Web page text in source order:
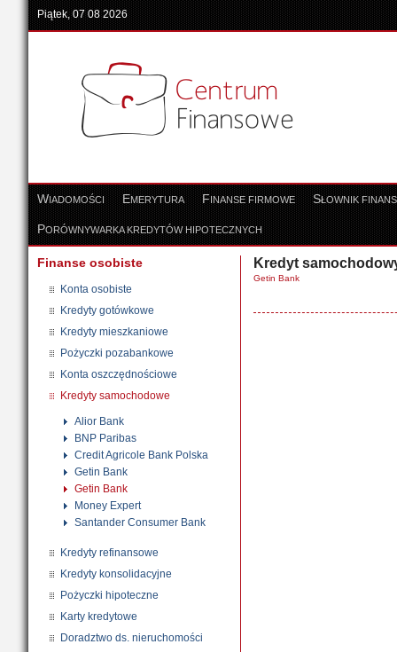
Piątek, 07 08 2026
WIADOMOŚCI EMERYTURA FINANSE FIRMOWE SŁOWNIK
PORÓWNYWARKA KREDYTÓW HIPOTECZNYCH
Finanse osobiste
Konta osobiste
Kredyty gotówkowe
Kredyty mieszkaniowe
Pożyczki pozabankowe
Konta oszczędnościowe
Kredyty samochodowe
Alior Bank
BNP Paribas
Credit Agricole Bank Polska
Getin Bank
Getin Bank
Money Expert
Santander Consumer Bank
Kredyty refinansowe
Kredyty konsolidacyjne
Pożyczki hipoteczne
Karty kredytowe
Doradztwo ds. nieruchomości
Kredyt
Getin Bank